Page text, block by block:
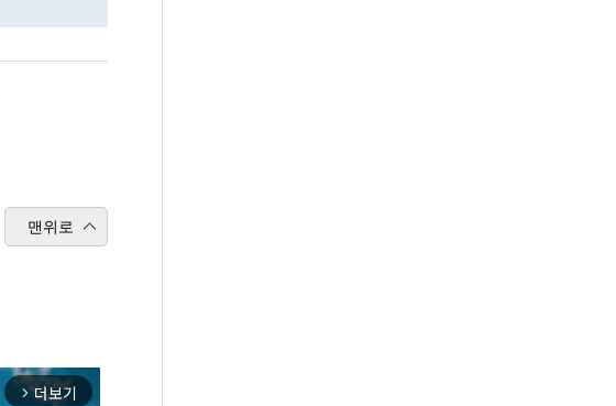
맨위로
arrow_forward_ios 더보기